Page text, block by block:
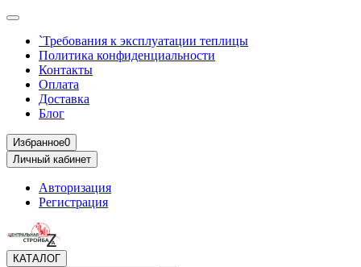
`Требования к эксплуатации теплицы
Политика конфиденциальности
Контакты
Оплата
Доставка
Блог
Избранное0
Личный кабинет
Авторизация
Регистрация
КАТАЛОГ